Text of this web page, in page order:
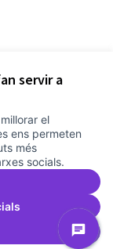
servir a
el
ens permeten
més
socials.